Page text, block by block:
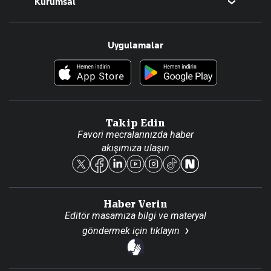
Teknoloji
Resmî Ilanlar
Foto Haber
Hakkımızda
Künye
Reklam Ver
Uygulamalar
Takip Edin
Favori mecralarınızda haber
akışımıza ulaşın
Haber Verin
Editör masamıza bilgi ve materyal
göndermek için tıklayın